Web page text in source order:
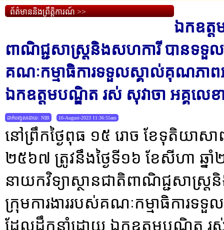
ព័ត៌មាននិងព្រឹត្តិការណ៍ >>
ឯកឧត្ត
ពាណិជ្ជសាស្រ្តនិងសហការី បានទទួល
គណៈកម្មាធិការទទួលស្គាល់គុណភាព
ឯកឧត្តមបណ្ឌិត រស់ សុវាចា អគ្គលេ
ដាក់បញ្ចូលដោយ: NIB 16-August-2023 11:36:55am
នៅព្រឹកថ្ងៃពុធ ១៥ រោច ខែទុតិយាស
២៥៦៧ ត្រូវនឹងថ្ងៃទី១៦ ខែសីហា ឆ្
នាយកវិទ្យាស្ថានជាតិពាណិជ្ជសាស្
ក្រុមការងាររបស់គណៈកម្មាធិការទ
ដែលដឹកនាំដោយ ឯកឧត្តមបណ្ឌិត រស់